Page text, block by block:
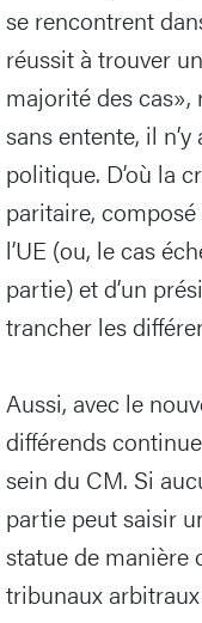
se rencontrent
réussit à trouver
majorité des cas»,
sans entente, il
politique. D’où la
paritaire, composé
l’UE (ou, le cas
partie) et d’un
trancher les
Aussi, avec le
différends
sein du CM. Si
partie peut saisir
statue de manière
tribunaux